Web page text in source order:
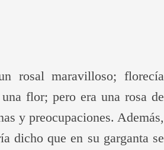
rosal maravilloso; florecía
flor; pero era una rosa de
y preocupaciones. Además,
dicho que en su garganta se